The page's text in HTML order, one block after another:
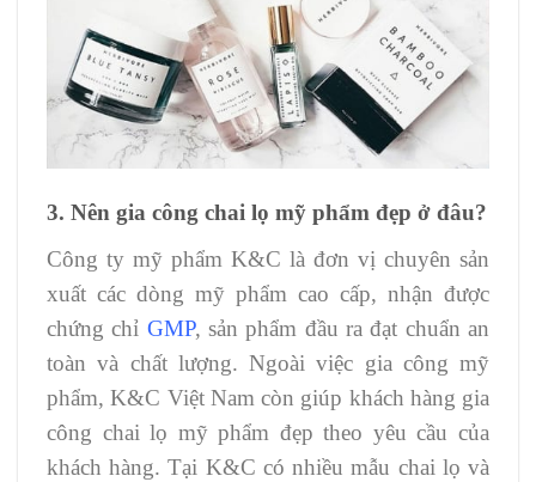
3. Nên gia công chai lọ mỹ phẩm đẹp ở đâu?
Công ty mỹ phẩm K&C là đơn vị chuyên sản
xuất các dòng mỹ phẩm cao cấp, nhận được
chứng chỉ GMP, sản phẩm đầu ra đạt chuẩn an
toàn và chất lượng. Ngoài việc gia công mỹ
phẩm, K&C Việt Nam còn giúp khách hàng gia
công chai lọ mỹ phẩm đẹp theo yêu cầu của
khách hàng. Tại K&C có nhiều mẫu chai lọ và